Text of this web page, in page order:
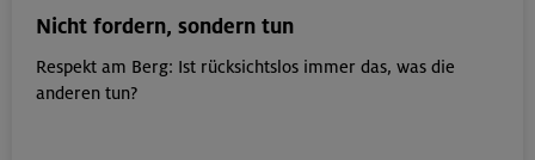
Nicht fordern, sondern tun
Respekt am Berg: Ist rücksichtslos immer das, was die
anderen tun?